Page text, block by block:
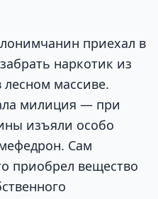
приехал в
наркотик из
лесном массиве.
милиция — при
изъяли особо
Сам
приобрел вещество